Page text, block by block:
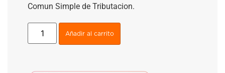
Comun Simple de Tributacion.
Añadir al carrito